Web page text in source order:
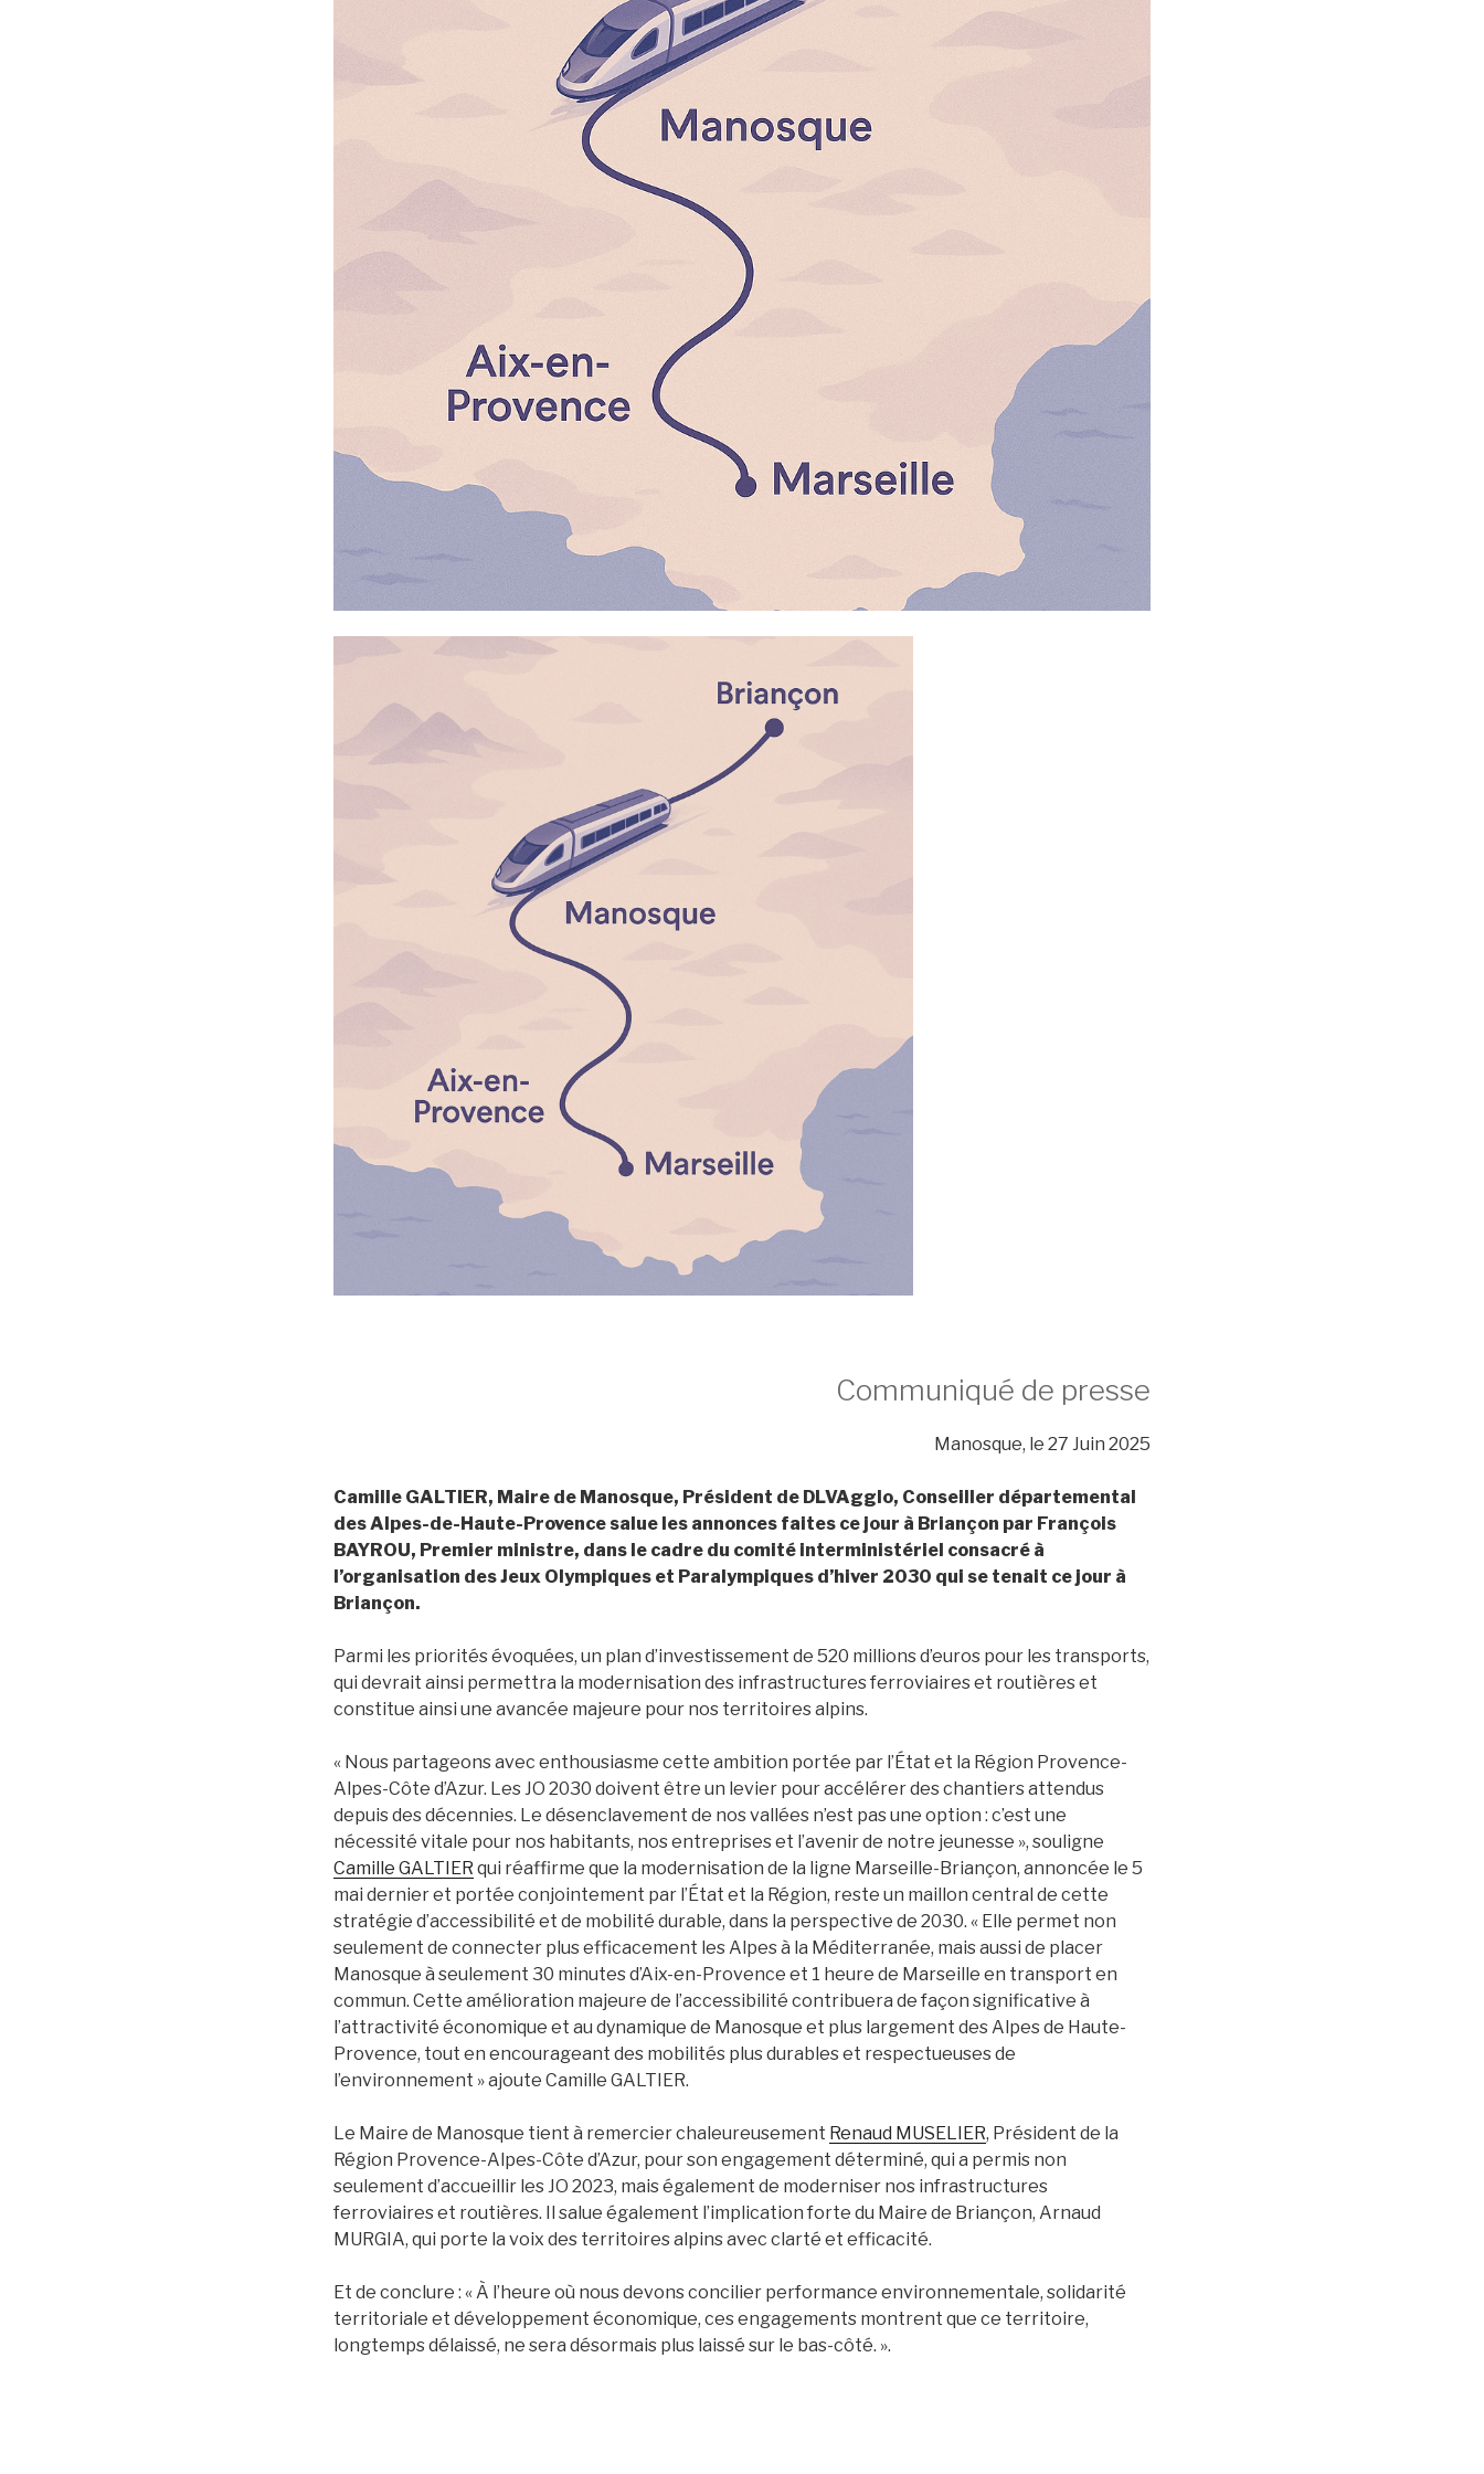
Communiqué de presse
Manosque, le 27 Juin 2025
Camille GALTIER, Maire de Manosque, Président de DLVAgglo, Conseiller départemental
des Alpes-de-Haute-Provence salue les annonces faites ce jour à Briançon par François
BAYROU, Premier ministre, dans le cadre du comité interministériel consacré à
l’organisation des Jeux Olympiques et Paralympiques d’hiver 2030 qui se tenait ce jour à
Briançon.
Parmi les priorités évoquées, un plan d’investissement de 520 millions d’euros pour les transports,
qui devrait ainsi permettra la modernisation des infrastructures ferroviaires et routières et
constitue ainsi une avancée majeure pour nos territoires alpins.
« Nous partageons avec enthousiasme cette ambition portée par l’État et la Région Provence-
Alpes-Côte d’Azur. Les JO 2030 doivent être un levier pour accélérer des chantiers attendus
depuis des décennies. Le désenclavement de nos vallées n’est pas une option : c’est une
nécessité vitale pour nos habitants, nos entreprises et l’avenir de notre jeunesse », souligne
Camille GALTIER qui réaffirme que la modernisation de la ligne Marseille-Briançon, annoncée le 5
mai dernier et portée conjointement par l’État et la Région, reste un maillon central de cette
stratégie d’accessibilité et de mobilité durable, dans la perspective de 2030. « Elle permet non
seulement de connecter plus efficacement les Alpes à la Méditerranée, mais aussi de placer
Manosque à seulement 30 minutes d’Aix-en-Provence et 1 heure de Marseille en transport en
commun. Cette amélioration majeure de l’accessibilité contribuera de façon significative à
l’attractivité économique et au dynamique de Manosque et plus largement des Alpes de Haute-
Provence, tout en encourageant des mobilités plus durables et respectueuses de
l’environnement » ajoute Camille GALTIER.
Le Maire de Manosque tient à remercier chaleureusement Renaud MUSELIER, Président de la
Région Provence-Alpes-Côte d’Azur, pour son engagement déterminé, qui a permis non
seulement d’accueillir les JO 2023, mais également de moderniser nos infrastructures
ferroviaires et routières. Il salue également l’implication forte du Maire de Briançon, Arnaud
MURGIA, qui porte la voix des territoires alpins avec clarté et efficacité.
Et de conclure : « À l’heure où nous devons concilier performance environnementale, solidarité
territoriale et développement économique, ces engagements montrent que ce territoire,
longtemps délaissé, ne sera désormais plus laissé sur le bas-côté. ».